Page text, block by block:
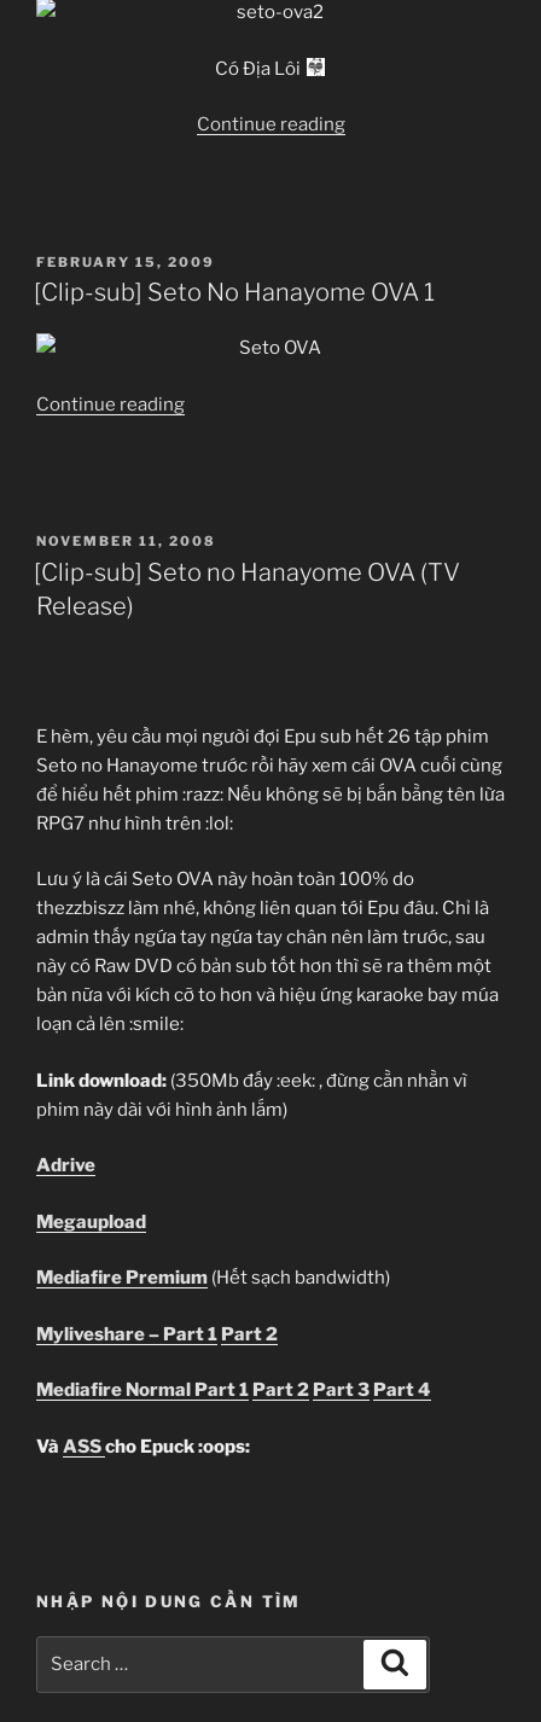
Có Địa Lôi
Continue reading“[Clip-
Gi
POSTED
ON
FEBRUARY 15, 2009
[Clip-sub] Seto No Hanayome OVA 1
Continue reading“[Clip-
OVA
1”
POSTED
ON
NOVEMBER 11, 2008
[Clip-sub] Seto no Hanayome OVA (TV
Release)
E hèm, yêu cầu mọi người đợi Epu sub hết 26 tập phim
Seto no Hanayome trước rồi hãy xem cái OVA cuối cùng
để hiểu hết phim :razz: Nếu không sẽ bị bắn bằng tên lừa
RPG7 như hình trên :lol:
Lưu ý là cái Seto OVA này hoàn toàn 100% do
thezzbiszz làm nhé, không liên quan tới Epu đâu. Chỉ là
admin thấy ngứa tay ngứa tay chân nên làm trước, sau
này có Raw DVD có bản sub tốt hơn thì sẽ ra thêm một
bản nữa với kích cỡ to hơn và hiệu ứng karaoke bay múa
loạn cả lên :smile:
Link download: (350Mb đấy :eek: , đừng cằn nhằn vì
phim này dài với hình ảnh lắm)
Adrive
Megaupload
Mediafire Premium (Hết sạch bandwidth)
Myliveshare – Part 1 Part 2
Mediafire Normal Part 1 Part 2 Part 3 Part 4
Và ASScho Epuck :oops:
NHẬP NỘI DUNG CẦN TÌM